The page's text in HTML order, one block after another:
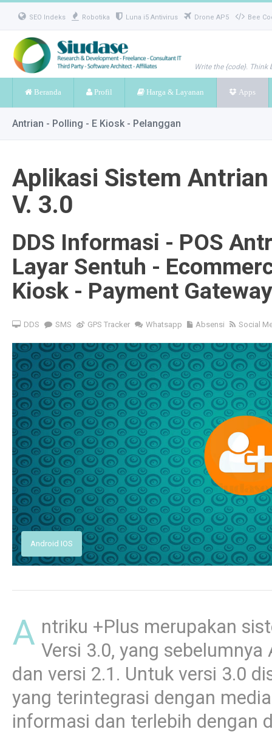
SEO Indeks Robotika Luna i5 Antivirus Drone AP5 Bee
Write the {code}. Think
Beranda Profil Harga & Layanan Apps
Antrian - Polling - E Kiosk - Pelanggan
Aplikasi Sistem
V. 3.0
DDS Informasi - POS
Layar Sentuh -
Kiosk - Payment Gateway
DDS SMS GPS Tracker Whatsapp Absensi Social
Android IOS
A ntriku +Plus merupakan
Versi 3.0, yang
dan versi 2.1. Untuk versi 3.0
yang terintegrasi dengan
informasi dan terlebih dengan